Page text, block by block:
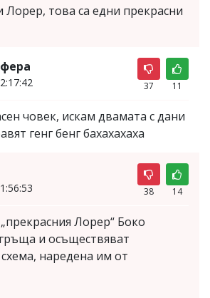
това са едни прекрасни
37 11
човек, искам двамата с дани
генг бенг бахахахаха
38 14
Лорер“ Боко
и осъществяват
наредена им от